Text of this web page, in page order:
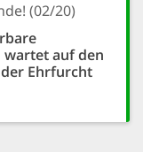
(02/20)
wartet auf den
Ehrfurcht